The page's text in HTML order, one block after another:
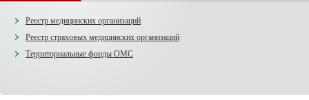
Реестр медицинских организаций
Реестр страховых медицинских организаций
Территориальные фонды ОМС